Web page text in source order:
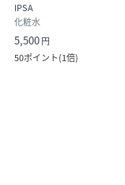
IPSA
化粧水
5,500円
50ポイント(1倍)